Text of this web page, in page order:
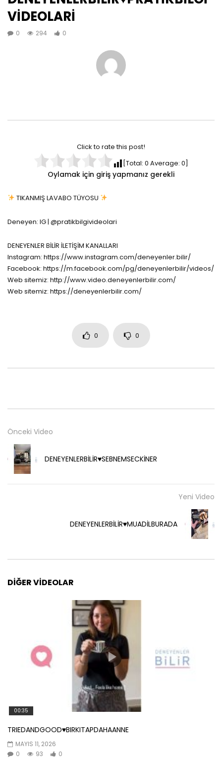
VİDEOLARİ
0 294 0
Click to rate this post!
[Total: 0 Average: 0]
Oylamak için giriş yapmanız gerekli
TIKANMIŞ LAVABO TÜYOSU
Deneyen: IG | @pratikbilgivideolari
DENEYENLER BİLİR İLETİŞİM KANALLARI
Instagram: https://www.instagram.com/deneyenler.bilir/
Facebook: https://m.facebook.com/pg/deneyenlerbilir/videos/
Web sitemiz: http://www.video.deneyenlerbilir.com/
Web sitemiz: https://deneyenlerbilir.com/
0 0
Önceki Video
DENEYENLERBİLİR♥️SEBNEMSECKİNER
Yeni Video
DENEYENLERBİLİR♥️MUADİLBURADA
DIĞER VIDEOLAR
00:35
TRIEDANDGOOD♥️BIRKITAPDAHAANNE
MAYIS 11, 2026
0
93 0